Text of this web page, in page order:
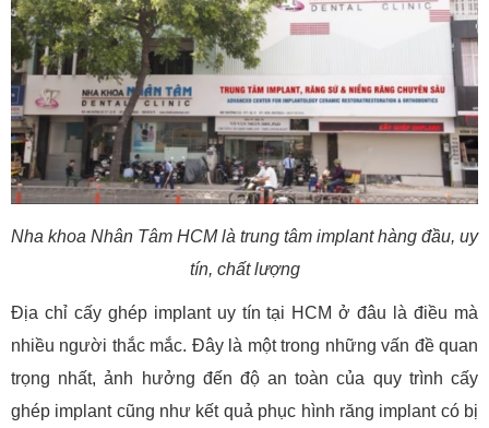
Nha khoa Nhân Tâm HCM là trung tâm implant hàng đầu, uy
tín, chất lượng
Địa chỉ cấy ghép implant uy tín tại HCM ở đâu là điều mà
nhiều người thắc mắc. Đây là một trong những vấn đề quan
trọng nhất, ảnh hưởng đến độ an toàn của quy trình cấy
ghép implant cũng như kết quả phục hình răng implant có bị